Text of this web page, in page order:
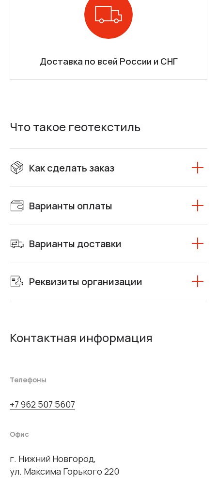
Доставка по всей России и СНГ
Что такое геотекстиль
Как сделать заказ
Варианты оплаты
Варианты доставки
Реквизиты организации
Контактная информация
Телефоны
+7 962 507 5607
Офис
г. Нижний Новгород,
ул. Максима Горького 220